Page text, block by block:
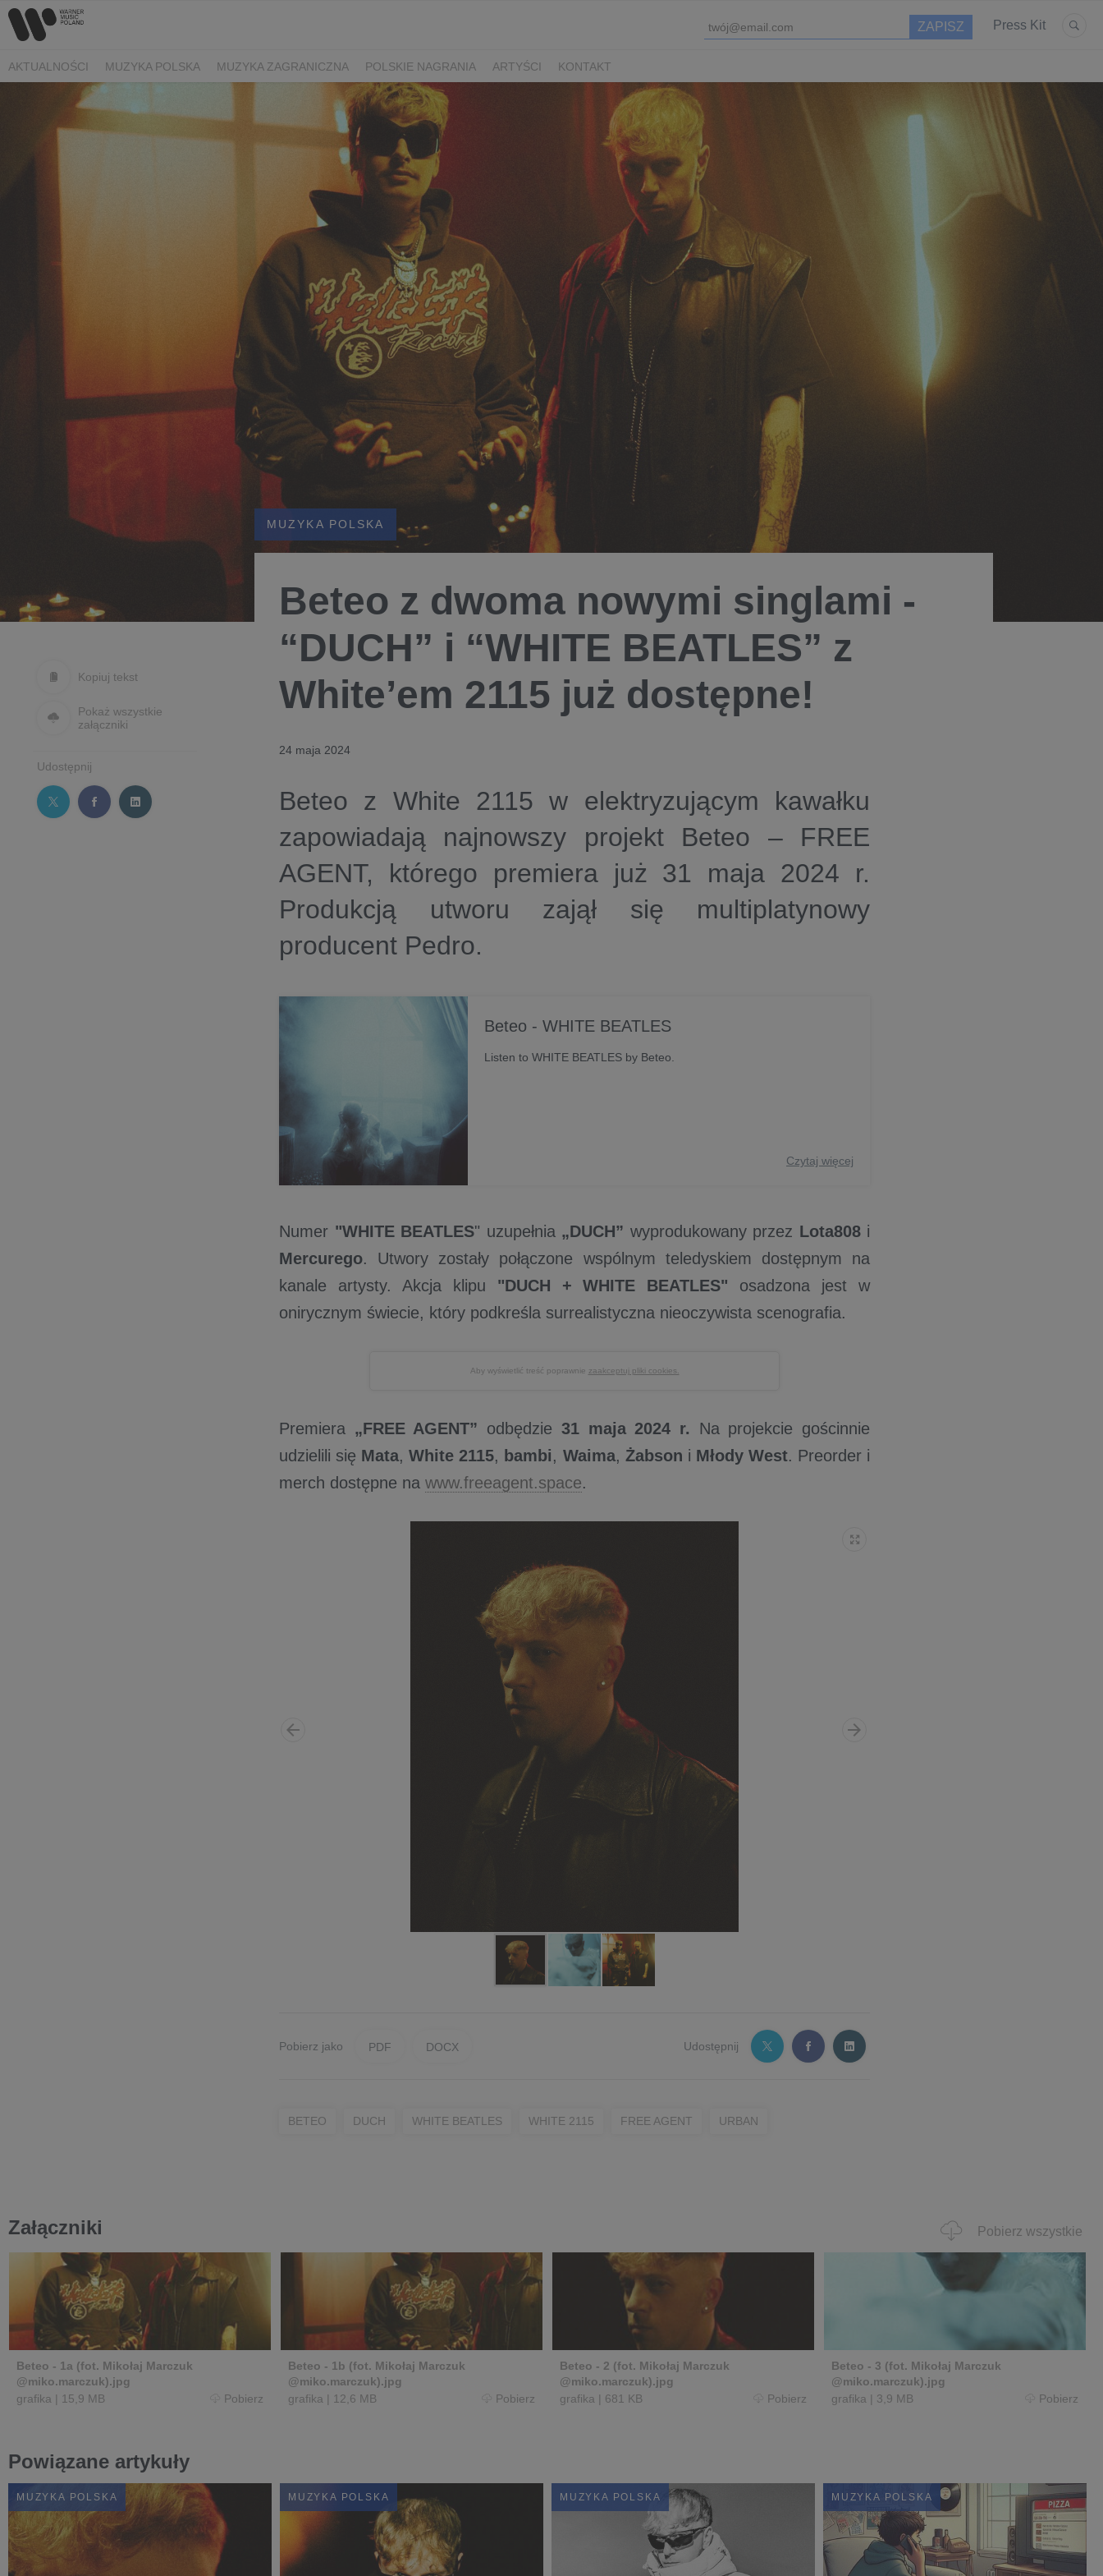
Press Kit
AKTUALNOŚCI MUZYKA POLSKA MUZYKA ZAGRANICZNA POLSKIE NAGRANIA ARTYŚCI KONTAKT
Kopiuj tekst
Pokaż wszystkie
załączniki
Udostępnij
MUZYKA POLSKA
Beteo z dwoma nowymi singlami -
“DUCH” i “WHITE BEATLES” z
White’em 2115 już dostępne!
24 maja 2024
Beteo z White 2115 w elektryzującym kawałku
zapowiadają najnowszy projekt Beteo – FREE
AGENT, którego premiera już 31 maja 2024 r.
Produkcją utworu zajął się multiplatynowy
producent Pedro.
Beteo - WHITE BEATLES
Listen to WHITE BEATLES by Beteo.
Czytaj więcej
Numer "WHITE BEATLES" uzupełnia „DUCH” wyprodukowany przez Lota808i
Mercurego. Utwory zostały połączone wspólnym teledyskiem dostępnym na
kanale artysty. Akcja klipu "DUCH + WHITE BEATLES" osadzona jest w
onirycznym świecie, który podkreśla surrealistyczna nieoczywista scenografia.
Aby wyświetlić treść poprawnie zaakceptuj pliki cookies.
Premiera „FREE AGENT” odbędzie 31 maja 2024 r. Na projekcie gościnnie
udzielili się Mata,White 2115, bambi, Waima, Żabson i Młody West. Preorder i
merch dostępne na www.freeagent.space.
Pobierz jako PDF DOCX Udostępnij
BETEO DUCH WHITE BEATLES WHITE 2115 FREE AGENT URBAN
Załączniki Pobierz wszystkie
Beteo - 1a (fot. Mikołaj Marczuk
@miko.marczuk).jpg
grafika | 15,9 MB Pobierz
Beteo - 1b (fot. Mikołaj Marczuk
@miko.marczuk).jpg
grafika | 12,6 MB Pobierz
Beteo - 2 (fot. Mikołaj Marczuk
@miko.marczuk).jpg
grafika | 681 KB Pobierz
Beteo - 3 (fot. Mikołaj Marczuk
@miko.marczuk).jpg
grafika | 3,9 MB Pobierz
Powiązane artykuły
MUZYKA POLSKA MUZYKA POLSKA MUZYKA POLSKA MUZYKA POLSKA